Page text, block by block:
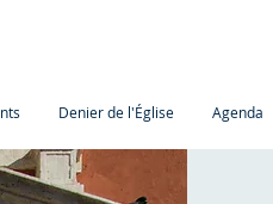
Denier de l'Église Agenda